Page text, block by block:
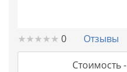
★★★★★
★★★★★ 0 Отзывы
Стоимость -